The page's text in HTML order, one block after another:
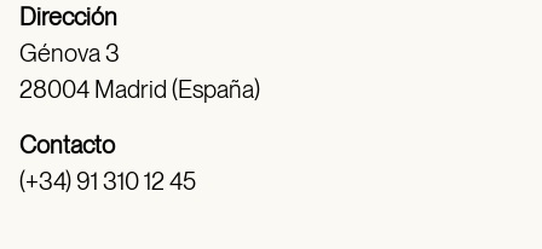
Dirección
Génova 3
28004 Madrid (España)
Contacto
(+34) 91 310 12 45